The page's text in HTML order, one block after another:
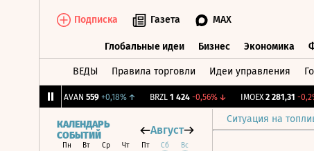
Подписка Газета MAX
Глобальные идеи Бизнес Экономика
ВЕДЫ Правила торговли Идеи управления
AVAN 559 +0,18%↑ BRZL 1 424 -0,56%↓ IMOEX 2 281,31 -0,2%
Ситуация на
КАЛЕНДАРЬ
СОБЫТИЙ
Август
Пн Вт Ср Чт Пт Сб Вс